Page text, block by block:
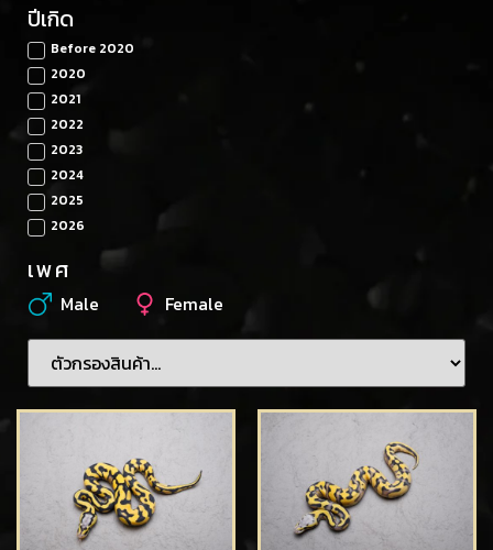
ปีเกิด
Before 2020
2020
2021
2022
2023
2024
2025
2026
เพศ
Male Female